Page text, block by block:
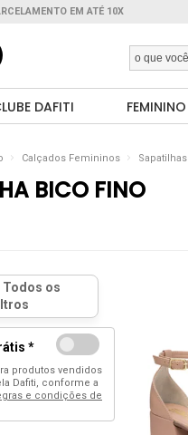
EM ATÉ 10X
DAFITI FEMININO
Calçados Femininos Sapatilhas
BICO FINO
*
produtos vendidos
Dafiti, conforme a
e condições de